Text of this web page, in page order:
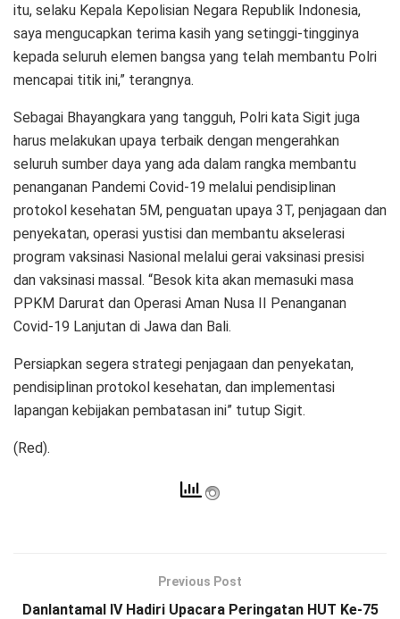
itu, selaku Kepala Kepolisian Negara Republik Indonesia,
saya mengucapkan terima kasih yang setinggi-tingginya
kepada seluruh elemen bangsa yang telah membantu Polri
mencapai titik ini,” terangnya.
Sebagai Bhayangkara yang tangguh, Polri kata Sigit juga
harus melakukan upaya terbaik dengan mengerahkan
seluruh sumber daya yang ada dalam rangka membantu
penanganan Pandemi Covid-19 melalui pendisiplinan
protokol kesehatan 5M, penguatan upaya 3T, penjagaan dan
penyekatan, operasi yustisi dan membantu akselerasi
program vaksinasi Nasional melalui gerai vaksinasi presisi
dan vaksinasi massal. “Besok kita akan memasuki masa
PPKM Darurat dan Operasi Aman Nusa II Penanganan
Covid-19 Lanjutan di Jawa dan Bali.
Persiapkan segera strategi penjagaan dan penyekatan,
pendisiplinan protokol kesehatan, dan implementasi
lapangan kebijakan pembatasan ini” tutup Sigit.
(Red).
Previous Post
Danlantamal lV Hadiri Upacara Peringatan HUT Ke-75